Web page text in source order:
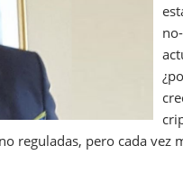
reguladas, pero cada vez